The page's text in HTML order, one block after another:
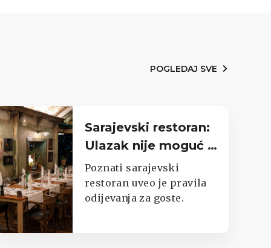
POGLEDAJ SVE
Sarajevski restoran:
Ulazak nije moguć u
trenirkama,
potkošuljama i
japankama
Poznati sarajevski
restoran uveo je pravila
odijevanja za goste.